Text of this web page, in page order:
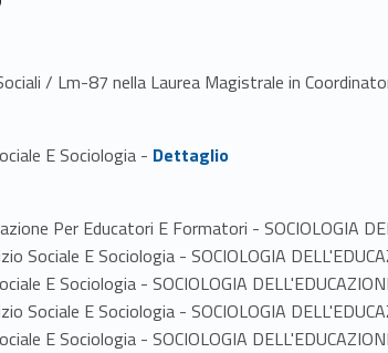
/ Lm-87 nella Laurea Magistrale in
E Sociologia - Link identifier #identifier_person_93409-1
Dettaglio
Per Educatori E Formatori - SOCIOLOGIA
Sociale E Sociologia - SOCIOLOGIA
E Sociologia - SOCIOLOGIA
Sociale E Sociologia - SOCIOLOGIA
E Sociologia - SOCIOLOGIA